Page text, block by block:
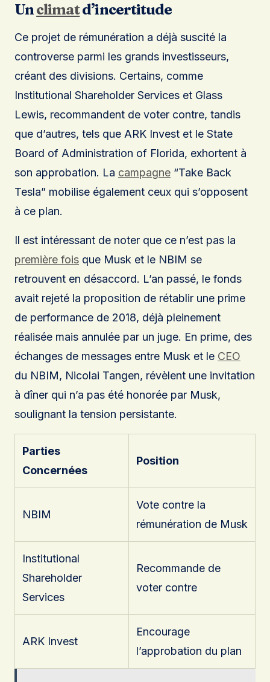
Unclimatd’incertitude
Ce projet de rémunération a déjà suscité la
controverse parmi les grands investisseurs,
créant des divisions. Certains, comme
Institutional Shareholder Services et Glass
Lewis, recommandent de voter contre, tandis
que d’autres, tels que ARK Invest et le State
Board of Administration of Florida, exhortent à
son approbation. La campagne “Take Back
Tesla” mobilise également ceux qui s’opposent
à ce plan.
Il est intéressant de noter que ce n’est pas la
première fois que Musk et le NBIM se
retrouvent en désaccord. L’an passé, le fonds
avait rejeté la proposition de rétablir une prime
de performance de 2018, déjà pleinement
réalisée mais annulée par un juge. En prime, des
échanges de messages entre Musk et le CEO
du NBIM, Nicolai Tangen, révèlent une invitation
à dîner qui n’a pas été honorée par Musk,
soulignant la tension persistante.
Parties
Concernées
Position
NBIM
Vote contre la
rémunération de Musk
Institutional
Shareholder
Services
Recommande de
voter contre
ARK Invest
Encourage
l’approbation du plan